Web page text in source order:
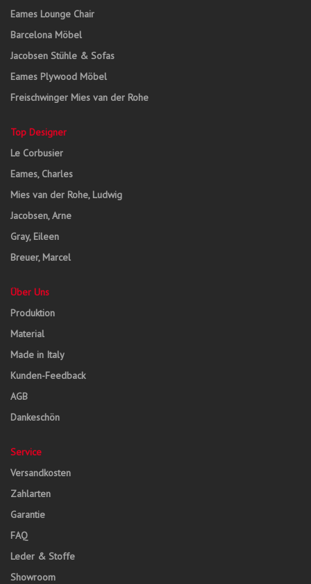
Eames Lounge Chair
Barcelona Möbel
Jacobsen Stühle & Sofas
Eames Plywood Möbel
Freischwinger Mies van der Rohe
Top Designer
Le Corbusier
Eames, Charles
Mies van der Rohe, Ludwig
Jacobsen, Arne
Gray, Eileen
Breuer, Marcel
Über Uns
Produktion
Material
Made in Italy
Kunden-Feedback
AGB
Dankeschön
Service
Versandkosten
Zahlarten
Garantie
FAQ
Leder & Stoffe
Showroom